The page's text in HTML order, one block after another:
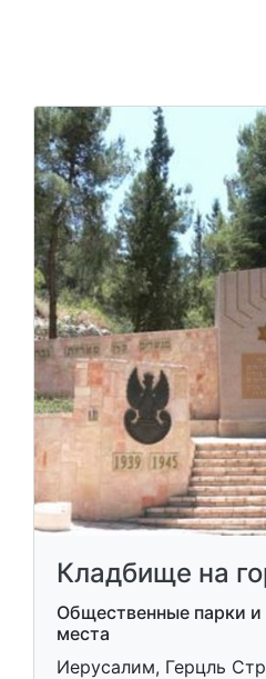
Кладбище на
Общественные парки
места
Иерусалим, Герцль